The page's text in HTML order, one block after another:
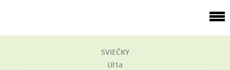
SVIEČKY
Ul1a